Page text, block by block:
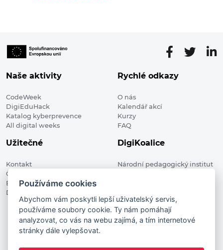
Naše aktivity
CodeWeek
DigiEduHack
Katalog kyberprevence
All digital weeks
Rychlé odkazy
O nás
Kalendář akcí
Kurzy
FAQ
Užitečné
Kontakt
Členské organizace
Blog
Digitalizace ve vzdělávání
DigiKoalice
Národní pedagogický institut
DigiKoalice 2021. All rights reserved
Vstup do administrace
This project has received funding from the European
Používáme cookies
Abychom vám poskytli lepší uživatelský servis,
používáme soubory cookie. Ty nám pomáhají
analyzovat, co vás na webu zajímá, a tím internetové
stránky dále vylepšovat.